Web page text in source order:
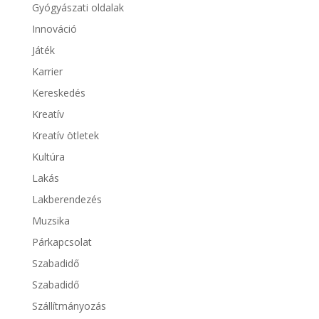
Gyógyászati oldalak
Innováció
Játék
Karrier
Kereskedés
Kreatív
Kreatív ötletek
Kultúra
Lakás
Lakberendezés
Muzsika
Párkapcsolat
Szabadidő
Szabadidő
Szállítmányozás